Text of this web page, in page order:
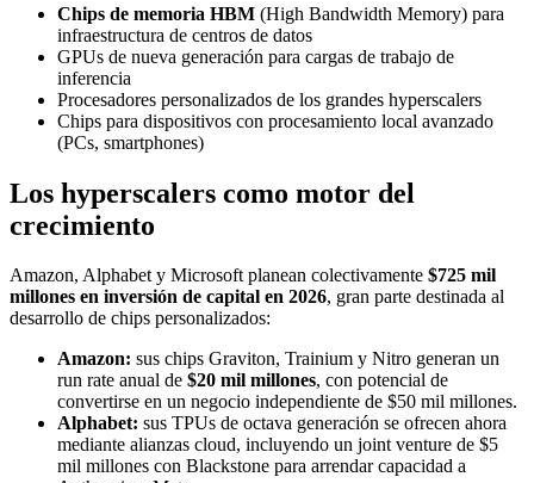
Chips de memoria HBM (High Bandwidth Memory) para
infraestructura de centros de datos
GPUs de nueva generación para cargas de trabajo de
inferencia
Procesadores personalizados de los grandes hyperscalers
Chips para dispositivos con procesamiento local avanzado
(PCs, smartphones)
Los hyperscalers como motor del
crecimiento
Amazon, Alphabet y Microsoft planean colectivamente $725 mil
millones en inversión de capital en 2026, gran parte destinada al
desarrollo de chips personalizados:
Amazon: sus chips Graviton, Trainium y Nitro generan un
run rate anual de $20 mil millones, con potencial de
convertirse en un negocio independiente de $50 mil millones.
Alphabet: sus TPUs de octava generación se ofrecen ahora
mediante alianzas cloud, incluyendo un joint venture de $5
mil millones con Blackstone para arrendar capacidad a